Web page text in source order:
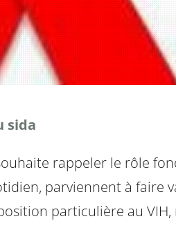
sida
rappeler le rôle
parviennent à faire
particulière au